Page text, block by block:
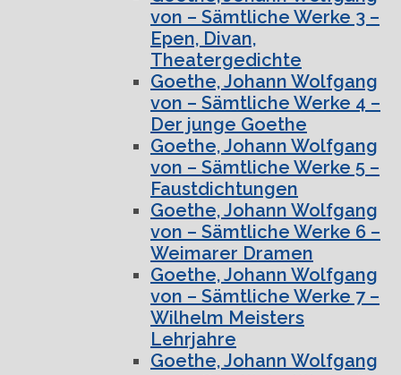
von – Sämtliche Werke 3 –
Epen, Divan,
Theatergedichte
Goethe, Johann Wolfgang
von – Sämtliche Werke 4 –
Der junge Goethe
Goethe, Johann Wolfgang
von – Sämtliche Werke 5 –
Faustdichtungen
Goethe, Johann Wolfgang
von – Sämtliche Werke 6 –
Weimarer Dramen
Goethe, Johann Wolfgang
von – Sämtliche Werke 7 –
Wilhelm Meisters
Lehrjahre
Goethe, Johann Wolfgang